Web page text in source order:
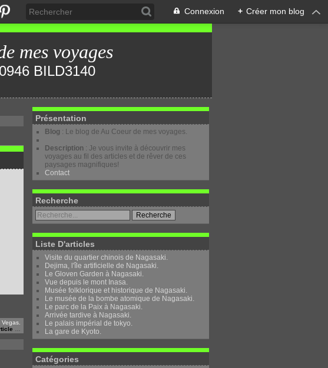
Connexion + Créer mon blog
mes voyages
Présentation
Blog : Le blog de Au Coeur de mes voyages.
Description : Je vous invite à découvrir mes
voyages au fil des articles et de rêver de ces
paysages magnifiques!
Contact
Recherche
Liste D'articles
Visite du quartier chinois de Nagasaki.
Dejima, l'île artificielle de Nagasaki.
Le Gloven Garden à Nagasaki.
Vue depuis le mont Inasa.
Musée folklorique et historique de Nagasaki.
Le musée de la bombe atomique de Nagasaki.
Le parc de la Paix à Nagasaki.
Arrivée tardive à Nagasaki.
Le palais impérial de tokyo.
La gare de Kyoto.
Catégories